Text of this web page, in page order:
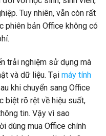
Tuy nhiên, vẫn còn rất
phiên bản Office không có
trải nghiệm sử dụng mà
và dữ liệu. Tại máy tính
khi chuyển sang Office
biệt rõ rệt về hiệu suất,
tin. Vậy vì sao
dùng mua Office chính